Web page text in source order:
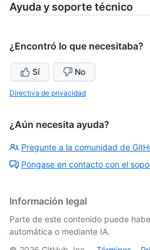
Ayuda y soporte técnico
¿Encontró lo que necesitaba?
Sí No
Directiva de privacidad
¿Aún necesita ayuda?
Pregunte a la comunidad de
Póngase en contacto con el
Información legal
Parte de este contenido puede
automática o mediante IA.